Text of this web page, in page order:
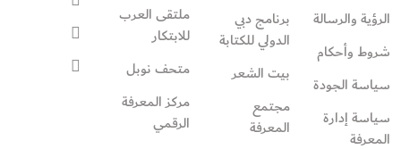
الرؤية والرسالة
شروط وأحكام
سياسة الجودة
سياسة إدارة
المعرفة
برنامج دبي
الدولي للكتابة
بيت الشعر
مجتمع
المعرفة
ملتقى العرب
للابتكار
متحف نوبل
مركز المعرفة
الرقمي